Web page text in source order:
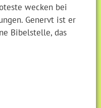
wecken bei
Genervt ist er
Bibelstelle, das